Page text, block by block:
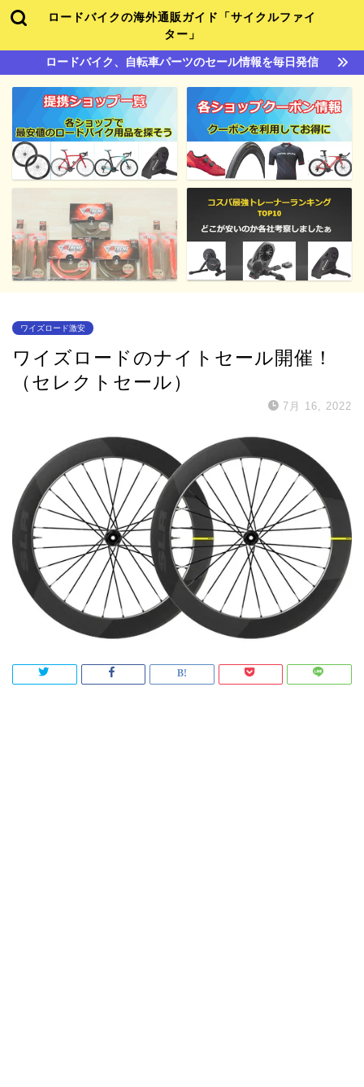
ロードバイクの海外通販ガイド「サイクルファイ
ター」
ロードバイク、自転車パーツのセール情報を毎日発信
ワイズロード激安
ワイズロードのナイトセール開催！
（セレクトセール）
7月 16, 2022